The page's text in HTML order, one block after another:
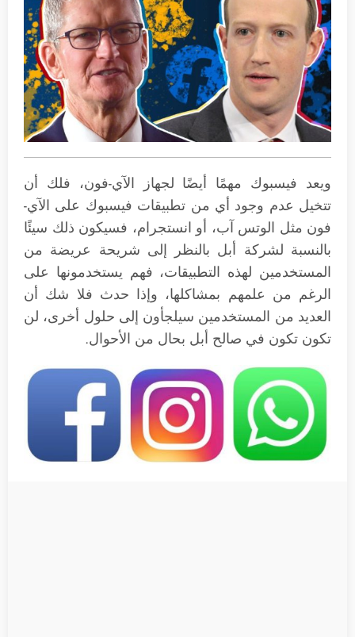
ويعد فيسبوك مهمًا أيضًا لجهاز الآي-فون، فلك أن
تتخيل عدم وجود أي من تطبيقات فيسبوك على الآي-
فون مثل الوتس آب، أو انستجرام، فسيكون ذلك سيئًا
بالنسبة لشركة أبل بالنظر إلى شريحة عريضة من
المستخدمين لهذه التطبيقات، فهم يستخدمونها على
الرغم من علمهم بمشاكلها، وإذا حدث فلا شك أن
العديد من المستخدمين سيلجأون إلى حلول أخرى، لن
تكون تكون في صالح أبل بحال من الأحوال.